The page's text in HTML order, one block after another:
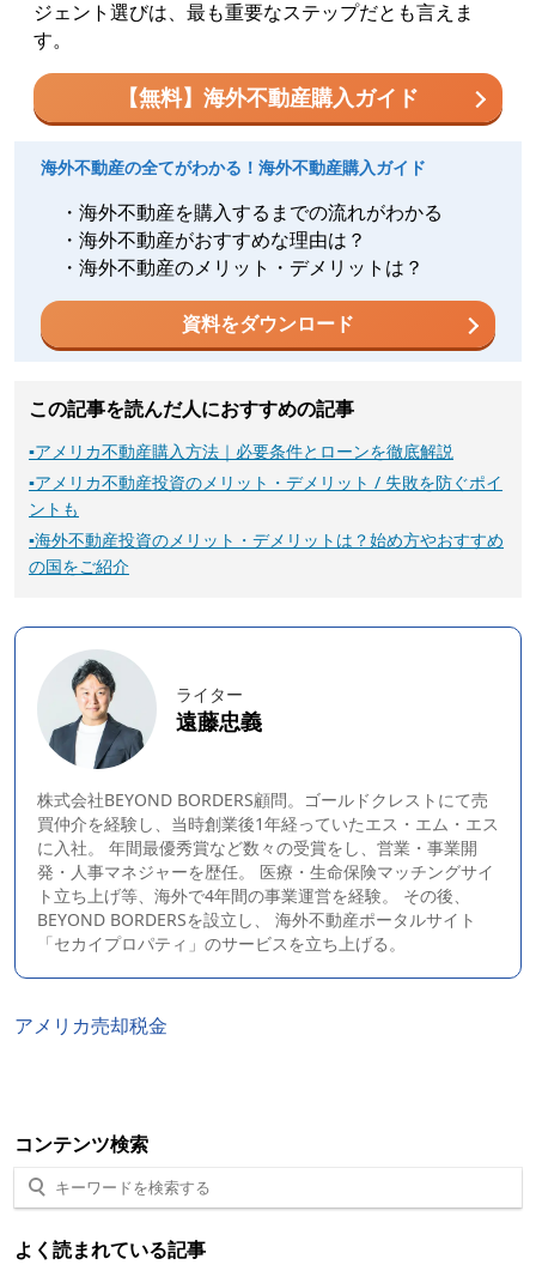
ジェント選びは、最も重要なステップだとも言えま
す。
【無料】海外不動産購入ガイド
海外不動産の全てがわかる！海外不動産購入ガイド
・海外不動産を購入するまでの流れがわかる
・海外不動産がおすすめな理由は？
・海外不動産のメリット・デメリットは？
資料をダウンロード
この記事を読んだ人におすすめの記事
▪アメリカ不動産購入方法｜必要条件とローンを徹底解説
▪アメリカ不動産投資のメリット・デメリット / 失敗を防ぐポイ
ントも
▪海外不動産投資のメリット・デメリットは？始め方やおすすめ
の国をご紹介
ライター
遠藤忠義
株式会社BEYOND BORDERS顧問。ゴールドクレストにて売
買仲介を経験し、当時創業後1年経っていたエス・エム・エス
に入社。 年間最優秀賞など数々の受賞をし、営業・事業開
発・人事マネジャーを歴任。 医療・生命保険マッチングサイ
ト立ち上げ等、海外で4年間の事業運営を経験。 その後、
BEYOND BORDERSを設立し、 海外不動産ポータルサイト
「セカイプロパティ」のサービスを立ち上げる。
アメリカ売却税金
コンテンツ検索
よく読まれている記事